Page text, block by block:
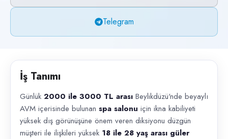
İlan açıklaması
Günlük 2000 ile 3000 TL arası Beylikdüzü'nde beyaylı AVM
Telegram
İş Tanımı
Günlük 2000 ile 3000 TL arası Beylikdüzü'nde beyaylı
AVM içerisinde bulunan spa salonu için ikna kabiliyeti
yüksek dış görünüşüne önem veren diksiyonu düzgün
müşteri ile ilişkileri yüksek 18 ile 28 yaş arası güler